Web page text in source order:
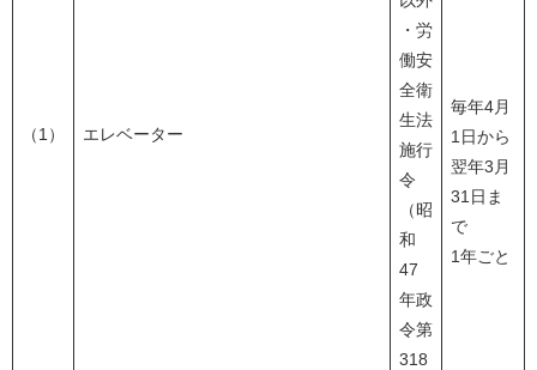
（1） エレベーター
・労
働安
全衛
生法
施行
令
（昭
和
47
年政
令第
318
毎年4月
1日から
翌年3月
31日ま
で
1年ごと